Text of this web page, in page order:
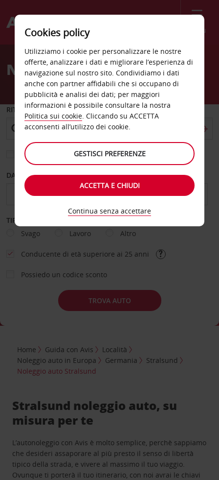
Menù
Welcome
AvisNoleggio auto Stralsund
RITIRO DA
Scegli una località di riconsegna diversa
DAL GIORNO AL GIORNO
TIPOLOGIA DI NOLEGGIO
Svago
Lavoro Altro
Conducente di età superiore ai 25 anni
Possiedo un codice sconto
TROVA AUTO
Home Guida con Avis
Località
Noleggio auto in Europa
Germania
Stralsund
Noleggio auto Stralsund
Stralsund noleggio auto, su
misura per te
L’autonoleggio con Avis è molto semplice, perchè sappiamo
che desideri assaporare al più presto il senso di libertà
tipico della strada, e vivere al massimo il tuo viaggio.
Ovunque ti porterà il tuo itinerario, con noi avrai le chiavi
Cookies policy
Utilizziamo i cookie per personalizzare le nostre
offerte, analizzare i dati e migliorare l’esperienza di
navigazione sul nostro sito. Condividiamo i dati
anche con partner affidabili che si occupano di
pubblicità e analisi dei dati; per maggiori
informazioni è possibile consultare la nostra
Politica sui cookie. Cliccando su ACCETTA
acconsenti all’utilizzo dei cookie.
GESTISCI PREFERENZE
ACCETTA E CHIUDI
Continua senza accettare